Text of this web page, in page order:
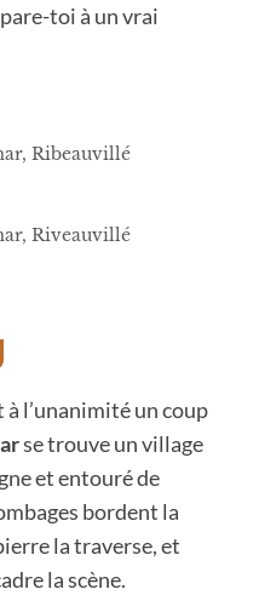
toi à un vrai
à l’unanimité un coup
se trouve un village
et entouré de
bordent la
la traverse, et
la scène.